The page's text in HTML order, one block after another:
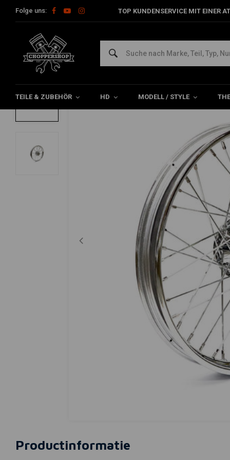
Folge uns: TOP KUNDENSERVICE MIT EINER
TEILE & ZUBEHÖR HD MODELL / STYLE
Home HD Rahmen & Zubehör für Harley Felgen Harley
2.50 x 19 Vorderrad 40 Speichen
0/5 (0 reviews)
Productinformatie